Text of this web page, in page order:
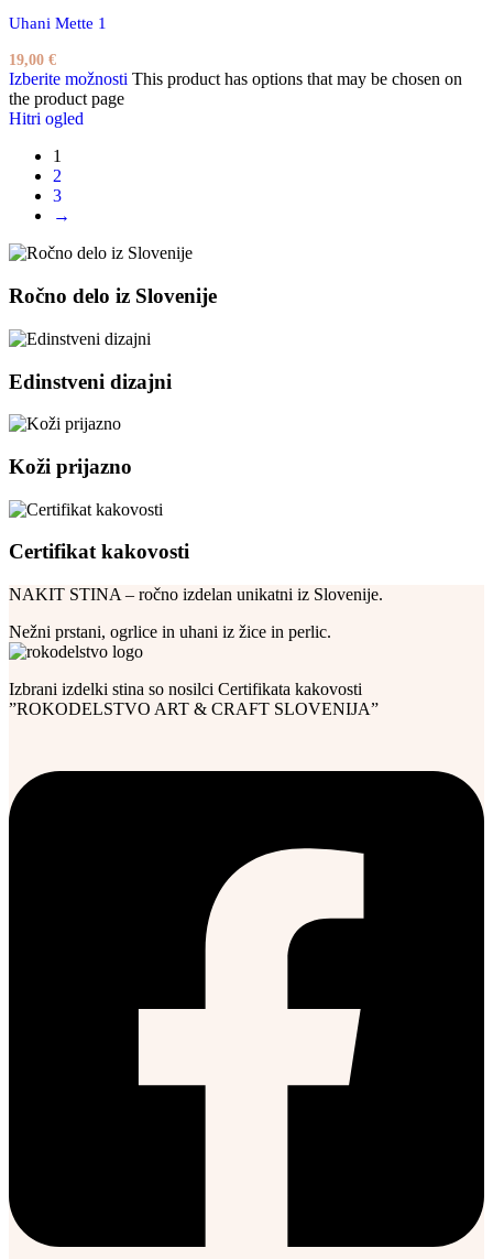
Uhani Mette 1
19,00 €
Izberite možnosti This product has options that may be chosen on
the product page
Hitri ogled
1
2
3
→
Ročno delo iz Slovenije
Edinstveni dizajni
Koži prijazno
Certifikat kakovosti
NAKIT STINA – ročno izdelan unikatni iz Slovenije.
Nežni prstani, ogrlice in uhani iz žice in perlic.
Izbrani izdelki stina so nosilci Certifikata kakovosti
”ROKODELSTVO ART & CRAFT SLOVENIJA”